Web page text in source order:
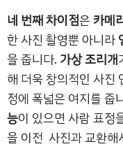
네 번째 차이점은카메
한 사진 촬영뿐 아니라
을 줍니다. 가상 조리개
해 더욱 창의적인 사진
정에 폭넓은 여지를 줍
능이 있으면 사람 표정
을 이전 사진과 교환해